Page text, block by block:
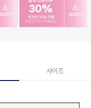
사이즈